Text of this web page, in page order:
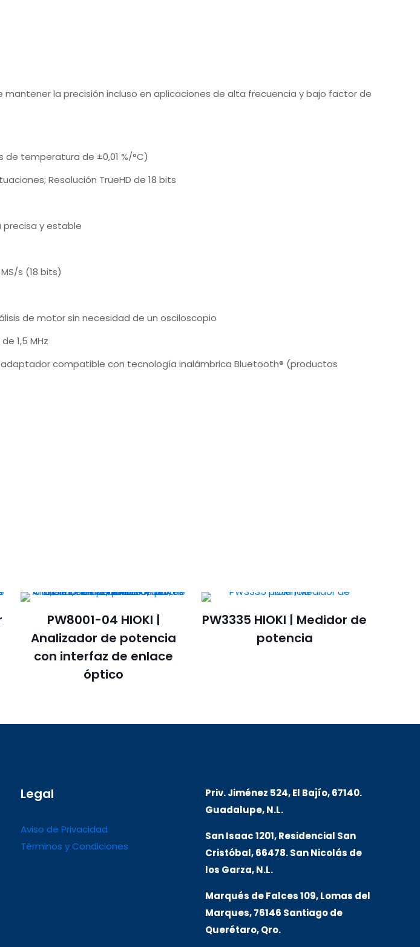
la precisión incluso en aplicaciones de alta frecuencia y bajo factor de
de temperatura de ±0,01 %/°C)
Resolución TrueHD de 18 bits
precisa y estable
s (18 bits)
de motor sin necesidad de un osciloscopio
1,5 MHz
compatible con tecnología inalámbrica Bluetooth® (productos
PW8001-04 HIOKI |
Analizador de potencia
con interfaz de enlace
óptico
PW3335 HIOKI | Medidor de
potencia
Legal
Aviso de Privacidad
Términos y Condiciones
Priv. Jiménez 524, El Bajío, 67140.
Guadalupe, N.L.
San Isaac 1201, Residencial San
Cristóbal, 66478. San Nicolás de
los Garza, N.L.
Marqués de Falces 109, Lomas del
Marques, 76146 Santiago de
Querétaro, Qro.